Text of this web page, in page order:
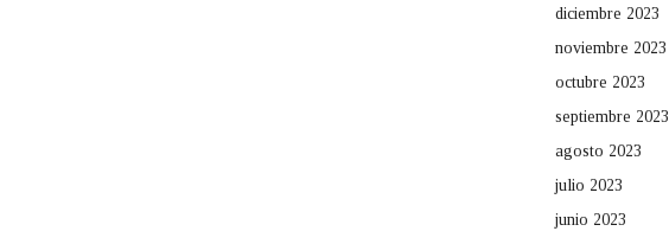
diciembre 2023
noviembre 2023
octubre 2023
septiembre 2023
agosto 2023
julio 2023
junio 2023